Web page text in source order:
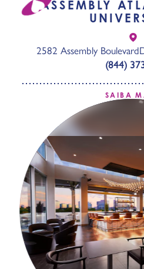
ASSEMBLY
2582 Assembly Boulevard
(844)
SAIBA